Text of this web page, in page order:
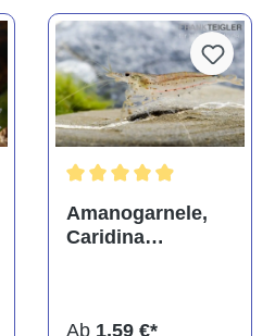
Amanogarnele,
Caridina
Ab 1,59 €*